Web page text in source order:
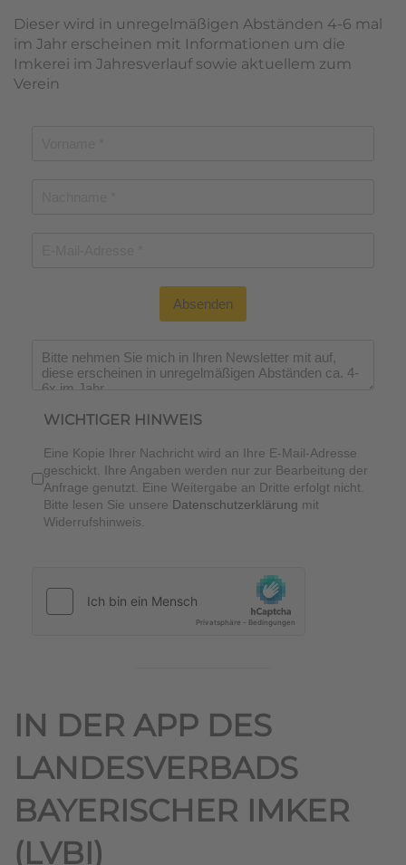
Dieser wird in unregelmäßigen Abständen 4-6 mal
im Jahr erscheinen mit Informationen um die
Imkerei im Jahresverlauf sowie aktuellem zum
Verein
Absenden
Wichtiger Hinweis*
WICHTIGER HINWEIS
Eine Kopie Ihrer Nachricht wird an Ihre E-Mail-Adresse
geschickt. Ihre Angaben werden nur zur Bearbeitung der
Anfrage genutzt. Eine Weitergabe an Dritte erfolgt nicht.
Bitte lesen Sie unsere Datenschutzerklärung mit
Widerrufshinweis.
IN DER APP DES
LANDESVERBADS
BAYERISCHER IMKER
(LVBI)